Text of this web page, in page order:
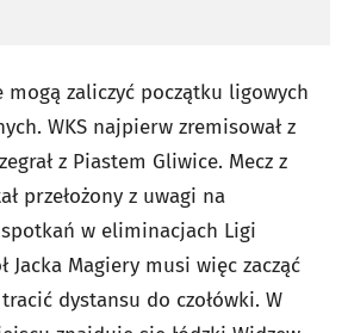
mogą zaliczyć początku ligowych
WKS najpierw zremisował z
z Piastem Gliwice. Mecz z
przełożony z uwagi na
w eliminacjach Ligi
Jacka Magiery musi więc zacząć
dystansu do czołówki. W